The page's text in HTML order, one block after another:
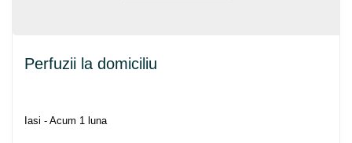
Perfuzii la domiciliu
Iasi - Acum 1 luna